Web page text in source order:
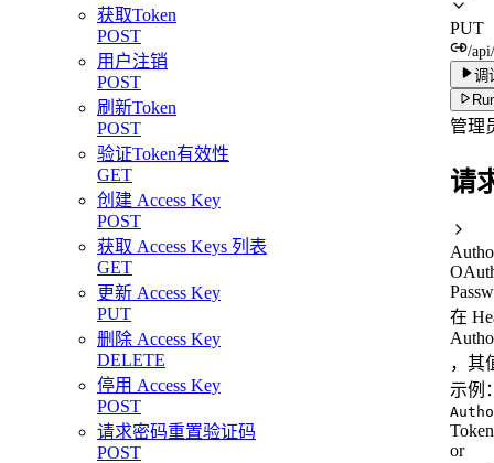
获取Token
POST
用户注销
POST
刷新Token
POST
验证Token有效性
GET
创建 Access Key
POST
获取 Access Keys 列表
GET
更新 Access Key
PUT
删除 Access Key
DELETE
停用 Access Key
POST
请求密码重置验证码
POST
PUT
/
调
管理
请
在
，其
示例
or